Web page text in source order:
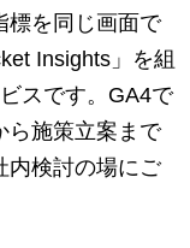
標を同じ画面で
Insights」を組
スです。GA4で
ら施策立案まで
内検討の場にご